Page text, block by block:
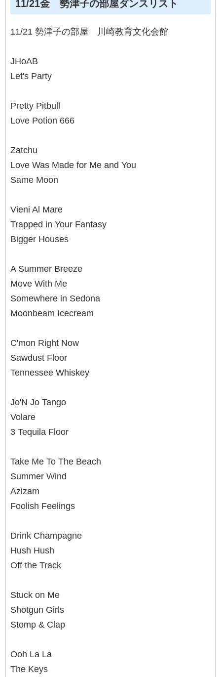
11/21金 勢津子の部屋ダンスリスト
11/21 勢津子の部屋 川崎教育文化会館
JHoAB
Let's Party
Pretty Pitbull
Love Potion 666
Zatchu
Love Was Made for Me and You
Same Moon
Vieni Al Mare
Trapped in Your Fantasy
Bigger Houses
A Summer Breeze
Move With Me
Somewhere in Sedona
Moonbeam Icecream
C'mon Right Now
Sawdust Floor
Tennessee Whiskey
Jo'N Jo Tango
Volare
3 Tequila Floor
Take Me To The Beach
Summer Wind
Azizam
Foolish Feelings
Drink Champagne
Hush Hush
Off the Track
Stuck on Me
Shotgun Girls
Stomp & Clap
Ooh La La
The Keys